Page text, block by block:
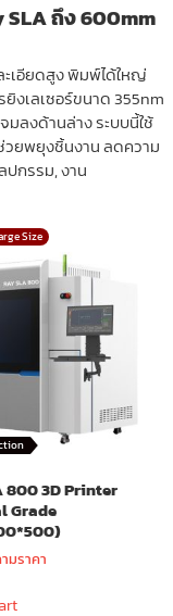
SLA ถึง 600mm
เอียดสูง พิมพ์ได้ใหญ่
งเลเซอร์ขนาด 355nm
ลงด้านล่าง ระบบนี้ใช้
วยพยุงชิ้นงาน ลดความ
ปกรรม, งาน
Size
800 3D Printer
Grade
มราคา